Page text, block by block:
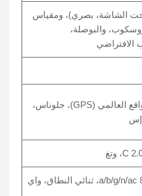
الشاشة، بصري)، ومقياس
والبوصلة،
الافتراضي
نظام تحديد المواقع العالمي (GPS)، جلوناس،
إس
واي فاي 802.11 a/b/g/n/ac، ثنائي النطاق، واي